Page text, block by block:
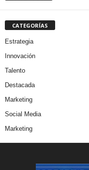
CATEGORÍAS
Estrategia
Innovación
Talento
Destacada
Marketing
Social Media
Marketing